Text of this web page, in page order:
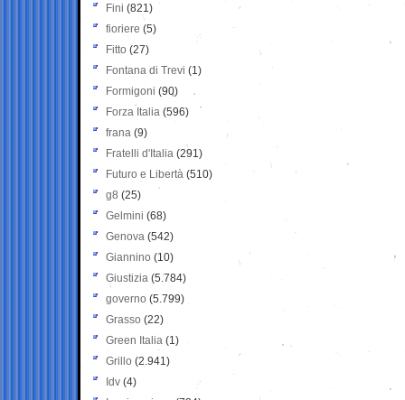
Fini (821)
fioriere (5)
Fitto (27)
Fontana di Trevi (1)
Formigoni (90)
Forza Italia (596)
frana (9)
Fratelli d'Italia (291)
Futuro e Libertà (510)
g8 (25)
Gelmini (68)
Genova (542)
Giannino (10)
Giustizia (5.784)
governo (5.799)
Grasso (22)
Green Italia (1)
Grillo (2.941)
Idv (4)